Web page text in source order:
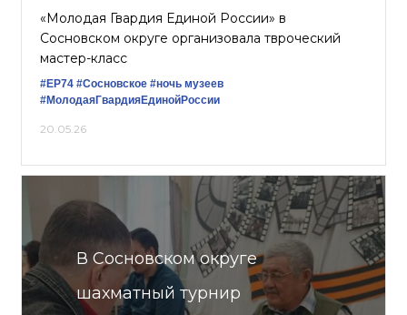
«Молодая Гвардия Единой России» в
Сосновском округе организовала твроческий
мастер-класс
#ЕР74 #Сосновское #ночь музеев
#МолодаяГвардияЕдинойРоссии
20.05.26
В Сосновском округе
шахматный турнир